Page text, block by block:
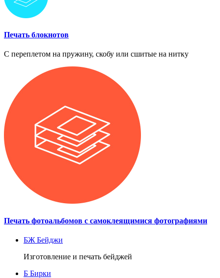
Печать блокнотов
С переплетом на пружину, скобу или сшитые на нитку
Печать фотоальбомов с самоклеящимися фотографиями
БЖ Бейджи
Изготовление и печать бейджей
Б Бирки